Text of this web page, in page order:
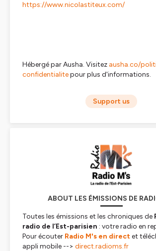
https://www.nicolastiteux.com/
Hébergé par Ausha. Visitez ausha.co/
confidentialitepour plus d'informations.
Support us
ABOUT LES ÉMISSIONS DE
Toutes les émissions et les chroniques de
radio de l’Est-parisien : votre radio en
Pour écouter Radio M's en directet
appli mobile --> direct.radioms.fr